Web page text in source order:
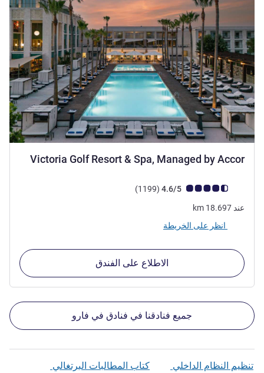
Victoria Golf Resort & Spa, Managed by Accor
5 نجوم
ملاحظة أراء العملاء (رأي ALL) (1199 أراء)
عند
km 18.697
الاطلاع على الفندق
جميع فنادقنا في فنادق في فارو
تنظيم النظام الداخلي كتاب المطالبات البرتغالي